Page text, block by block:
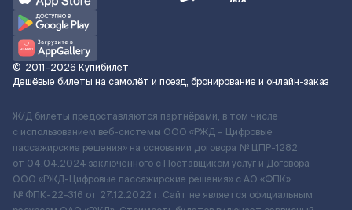
© 2011–2026 Купибилет
Дешёвые билеты на самолёт и поезд, бронирование и онлайн-заказ
Ж/Д билеты предоставляются партнёрами, в том числе
с использованием веб-системы ООО «РЖД – Цифровые
пассажирские решения» на основании договора № ЦПР-1282
от 04.04.2024 заключенного с Поставщиком услуг и Договора
ООО «РЖД-Цифровые пассажирские решения» c АО «ФПК»
№ ФПК-22-316 от 27.12.2022 г. Сайт не является официальным